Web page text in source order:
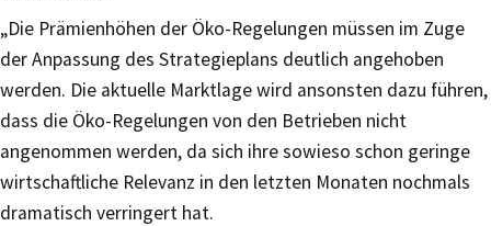
„Die Prämienhöhen der Öko-Regelungen müssen im Zuge
der Anpassung des Strategieplans deutlich angehoben
werden. Die aktuelle Marktlage wird ansonsten dazu führen,
dass die Öko-Regelungen von den Betrieben nicht
angenommen werden, da sich ihre sowieso schon geringe
wirtschaftliche Relevanz in den letzten Monaten nochmals
dramatisch verringert hat.